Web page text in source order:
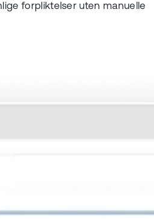
forpliktelser uten manuelle